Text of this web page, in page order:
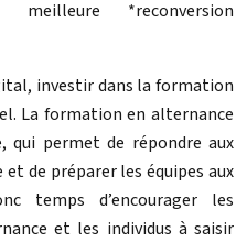
*reconversion
investir dans la formation
La formation en alternance
permet de répondre aux
de préparer les équipes aux
temps d’encourager les
et les individus à saisir